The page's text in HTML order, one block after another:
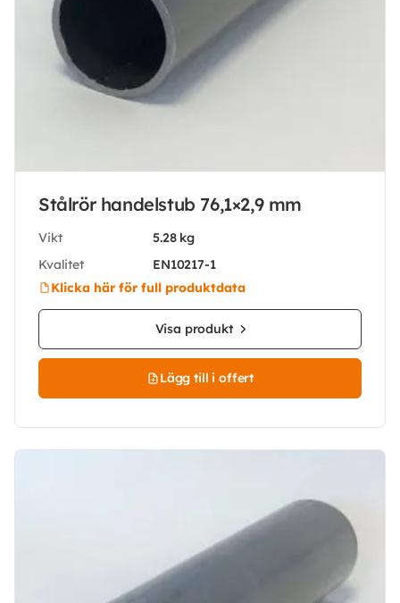
Stålrör handelstub 76,1×2,9 mm
Vikt
5.28 kg
Kvalitet
EN10217-1
Klicka här för full produktdata
Visa produkt
Lägg till i offert